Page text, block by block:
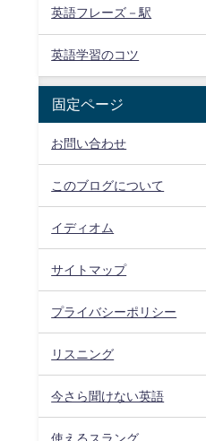
英語フレーズ－駅
英語学習のコツ
固定ページ
お問い合わせ
このブログについて
イディオム
サイトマップ
プライバシーポリシー
リスニング
今さら聞けない英語
使えるスラング